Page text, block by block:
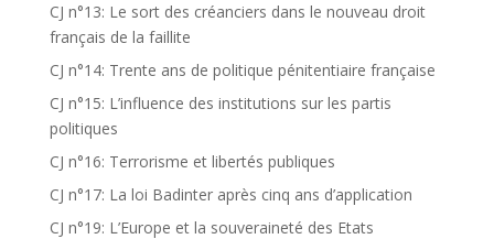
CJ n°13: Le sort des créanciers dans le nouveau droit
français de la faillite
CJ n°14: Trente ans de politique pénitentiaire française
CJ n°15: L’influence des institutions sur les partis
politiques
CJ n°16: Terrorisme et libertés publiques
CJ n°17: La loi Badinter après cinq ans d’application
CJ n°19: L’Europe et la souveraineté des Etats